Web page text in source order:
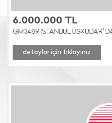
6.000.000 TL
GM3489 İSTANBUL ÜSKÜDAR'
detaylar için tıklayınız